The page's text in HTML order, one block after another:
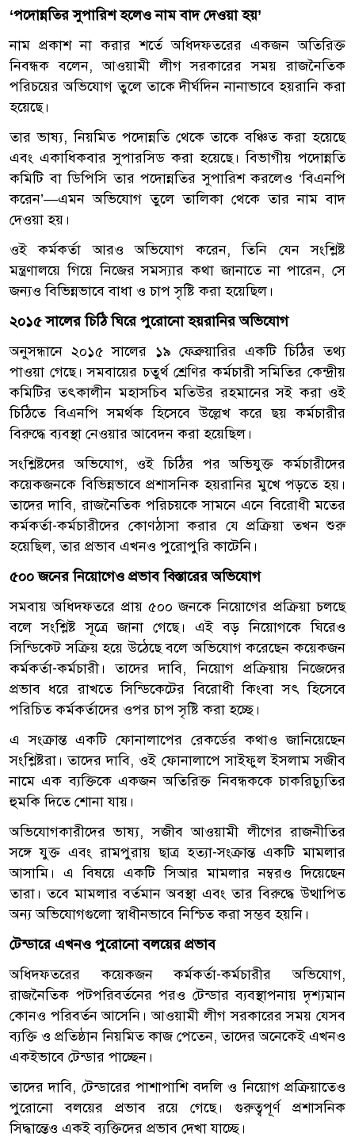
‘পদোন্নতির সুপারিশ হলেও নাম বাদ দেওয়া হয়’
নাম প্রকাশ না করার শর্তে অধিদফতরের একজন অতিরিক্ত
নিবন্ধক বলেন, আওয়ামী লীগ সরকারের সময় রাজনৈতিক
পরিচয়ের অভিযোগ তুলে তাকে দীর্ঘদিন নানাভাবে হয়রানি করা
হয়েছে।
তার ভাষ্য, নিয়মিত পদোন্নতি থেকে তাকে বঞ্চিত করা হয়েছে
এবং একাধিকবার সুপারসিড করা হয়েছে। বিভাগীয় পদোন্নতি
কমিটি বা ডিপিসি তার পদোন্নতির সুপারিশ করলেও ‘বিএনপি
করেন’—এমন অভিযোগ তুলে তালিকা থেকে তার নাম বাদ
দেওয়া হয়।
ওই কর্মকর্তা আরও অভিযোগ করেন, তিনি যেন সংশ্লিষ্ট
মন্ত্রণালয়ে গিয়ে নিজের সমস্যার কথা জানাতে না পারেন, সে
জন্যও বিভিন্নভাবে বাধা ও চাপ সৃষ্টি করা হয়েছিল।
২০১৫ সালের চিঠি ঘিরে পুরোনো হয়রানির অভিযোগ
অনুসন্ধানে ২০১৫ সালের ১৯ ফেব্রুয়ারির একটি চিঠির তথ্য
পাওয়া গেছে। সমবায়ের চতুর্থ শ্রেণির কর্মচারী সমিতির কেন্দ্রীয়
কমিটির তৎকালীন মহাসচিব মতিউর রহমানের সই করা ওই
চিঠিতে বিএনপি সমর্থক হিসেবে উল্লেখ করে ছয় কর্মচারীর
বিরুদ্ধে ব্যবস্থা নেওয়ার আবেদন করা হয়েছিল।
সংশ্লিষ্টদের অভিযোগ, ওই চিঠির পর অভিযুক্ত কর্মচারীদের
কয়েকজনকে বিভিন্নভাবে প্রশাসনিক হয়রানির মুখে পড়তে হয়।
তাদের দাবি, রাজনৈতিক পরিচয়কে সামনে এনে বিরোধী মতের
কর্মকর্তা-কর্মচারীদের কোণঠাসা করার যে প্রক্রিয়া তখন শুরু
হয়েছিল, তার প্রভাব এখনও পুরোপুরি কাটেনি।
৫০০ জনের নিয়োগেও প্রভাব বিস্তারের অভিযোগ
সমবায় অধিদফতরে প্রায় ৫০০ জনকে নিয়োগের প্রক্রিয়া চলছে
বলে সংশ্লিষ্ট সূত্রে জানা গেছে। এই বড় নিয়োগকে ঘিরেও
সিন্ডিকেট সক্রিয় হয়ে উঠেছে বলে অভিযোগ করেছেন কয়েকজন
কর্মকর্তা-কর্মচারী। তাদের দাবি, নিয়োগ প্রক্রিয়ায় নিজেদের
প্রভাব ধরে রাখতে সিন্ডিকেটের বিরোধী কিংবা সৎ হিসেবে
পরিচিত কর্মকর্তাদের ওপর চাপ সৃষ্টি করা হচ্ছে।
এ সংক্রান্ত একটি ফোনালাপের রেকর্ডের কথাও জানিয়েছেন
সংশ্লিষ্টরা। তাদের দাবি, ওই ফোনালাপে সাইফুল ইসলাম সজীব
নামে এক ব্যক্তিকে একজন অতিরিক্ত নিবন্ধককে চাকরিচ্যুতির
হুমকি দিতে শোনা যায়।
অভিযোগকারীদের ভাষ্য, সজীব আওয়ামী লীগের রাজনীতির
সঙ্গে যুক্ত এবং রামপুরায় ছাত্র হত্যা-সংক্রান্ত একটি মামলার
আসামি। এ বিষয়ে একটি সিআর মামলার নম্বরও দিয়েছেন
তারা। তবে মামলার বর্তমান অবস্থা এবং তার বিরুদ্ধে উত্থাপিত
অন্য অভিযোগগুলো স্বাধীনভাবে নিশ্চিত করা সম্ভব হয়নি।
টেন্ডারে এখনও পুরোনো বলয়ের প্রভাব
অধিদফতরের কয়েকজন কর্মকর্তা-কর্মচারীর অভিযোগ,
রাজনৈতিক পটপরিবর্তনের পরও টেন্ডার ব্যবস্থাপনায় দৃশ্যমান
কোনও পরিবর্তন আসেনি। আওয়ামী লীগ সরকারের সময় যেসব
ব্যক্তি ও প্রতিষ্ঠান নিয়মিত কাজ পেতেন, তাদের অনেকেই এখনও
একইভাবে টেন্ডার পাচ্ছেন।
তাদের দাবি, টেন্ডারের পাশাপাশি বদলি ও নিয়োগ প্রক্রিয়াতেও
পুরোনো বলয়ের প্রভাব রয়ে গেছে। গুরুত্বপূর্ণ প্রশাসনিক
সিদ্ধান্তেও একই ব্যক্তিদের প্রভাব দেখা যাচ্ছে।